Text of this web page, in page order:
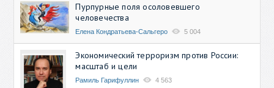
Пурпурные поля осоловевшего
человечества
Елена Кондратьева-Сальгеро 5 004
Экономический терроризм против России:
масштаб и цели
Рамиль Гарифуллин 4 563